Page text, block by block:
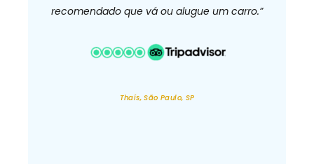
recomendado que vá ou alugue um carro.”
Thaís, São Paulo, SP